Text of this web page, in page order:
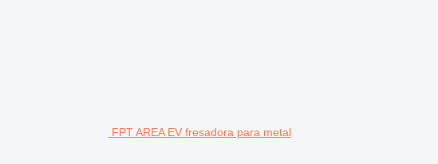
FPT AREA EV fresadora para metal